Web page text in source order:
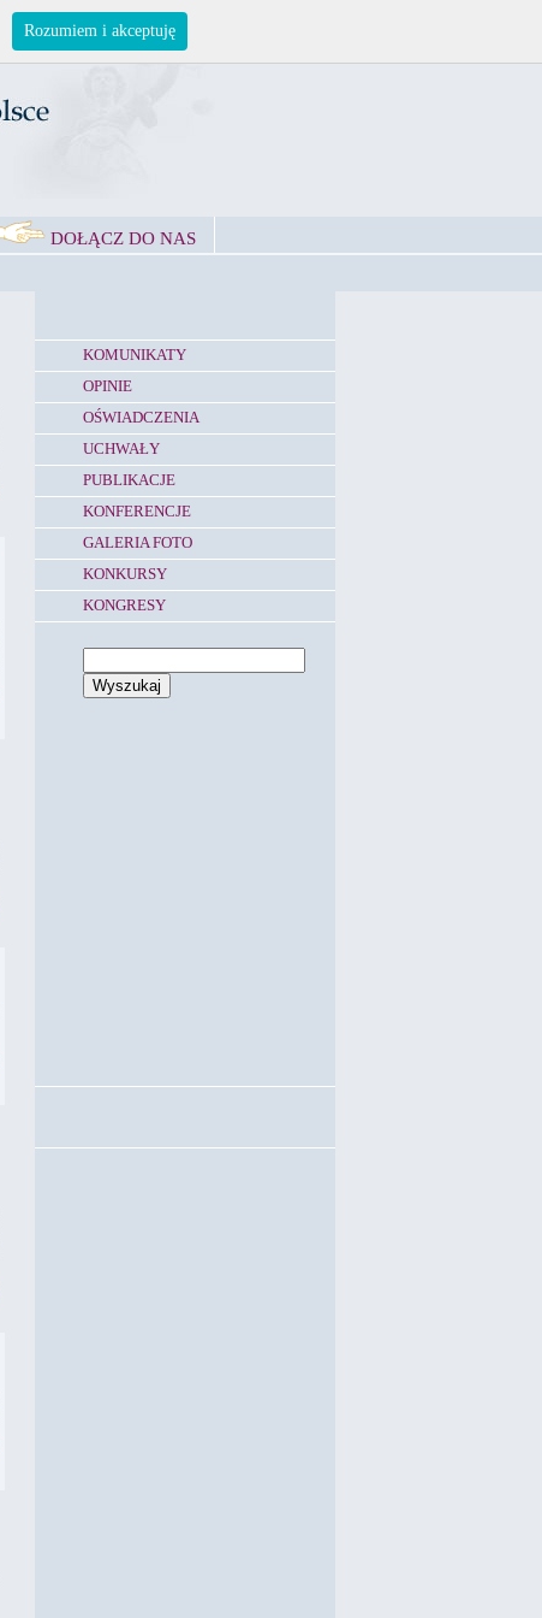
DOŁĄCZ DO NAS
KOMUNIKATY
OPINIE
OŚWIADCZENIA
UCHWAŁY
PUBLIKACJE
KONFERENCJE
GALERIA FOTO
KONKURSY
KONGRESY
Rozumiem i akceptuję